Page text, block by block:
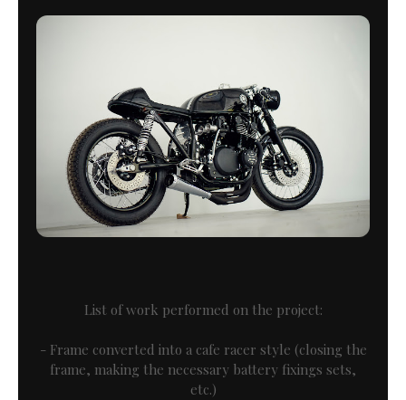
List of work performed on the project:
- Frame converted into a cafe racer style (closing the
frame, making the necessary battery fixings sets,
etc.)